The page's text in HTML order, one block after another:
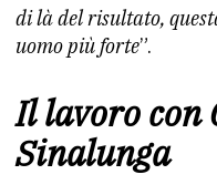
di là del risultato,
uomo più forte”.
Il lavoro con
Sinalunga